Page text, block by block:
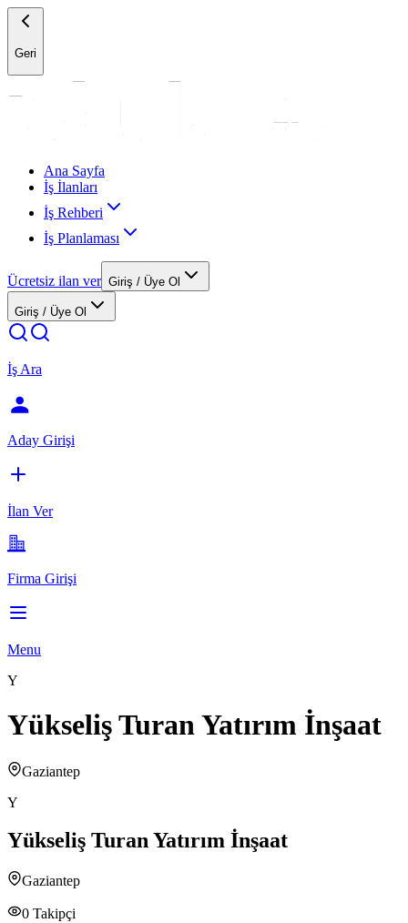
Geri
Ana Sayfa
İş İlanları
İş Rehberi
İş Planlaması
Ücretsiz ilan ver Giriş / Üye Ol
Giriş / Üye Ol
İş Ara
Aday Girişi
İlan Ver
Firma Girişi
Menu
Y
Yükseliş Turan Yatırım İnşaat
Gaziantep
Y
Yükseliş Turan Yatırım İnşaat
Gaziantep
0 Takipçi